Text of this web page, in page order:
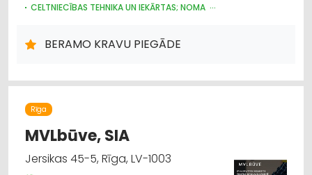
CELTNIECĪBAS TEHNIKA UN IEKĀRTAS; NOMA
KRAVU PĀRVADĀJUMI: AUTO
LABIEKĀRTOŠANA, APZAĻUMOŠANA
PĀRVIETOŠANĀS SERVISS
BERAMO KRAVU PIEGĀDE
Rīga
MVLbūve, SIA
Jersikas 45-5, Rīga, LV-1003